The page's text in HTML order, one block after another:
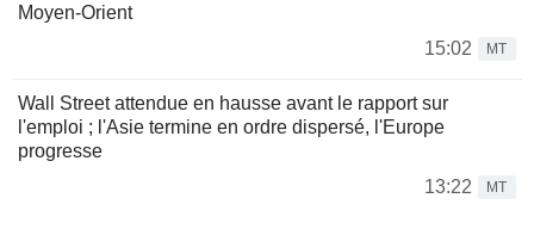
Moyen-Orient
15:02
MT
Wall Street attendue en hausse avant le rapport sur
l'emploi ; l'Asie termine en ordre dispersé, l'Europe
progresse
13:22
MT